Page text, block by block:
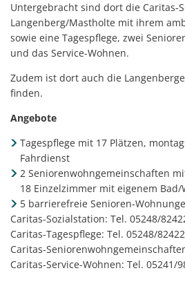
Untergebracht sind dort die Caritas-
Langenberg/Mastholte mit ihrem
sowie eine Tagespflege, zwei
und das Service-Wohnen.
Zudem ist dort auch die
finden.
Angebote
Tagespflege mit 17 Plätzen,
Fahrdienst
2 Seniorenwohngemeinschaften
18 Einzelzimmer mit eigenem Bad/
5 barrierefreie Senioren-
Caritas-Sozialstation: Tel. 05248/
Caritas-Tagespflege: Tel. 05248/
Caritas-
Caritas-Service-Wohnen: Tel. 05241/